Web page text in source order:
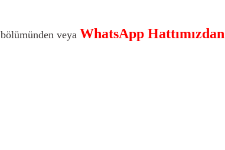
bölümünden veya WhatsApp Hattımızdan